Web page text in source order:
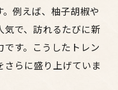
例えば、柚子胡椒や
で、訪れるたびに新
です。こうしたトレン
さらに盛り上げていま